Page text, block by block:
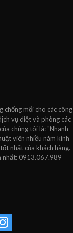
mối cho các công
vụ diệt và phòng các
chúng tôi là: "Nhanh
viên nhiều năm kinh
nhất của khách hàng.
nhất: 0913.067.989